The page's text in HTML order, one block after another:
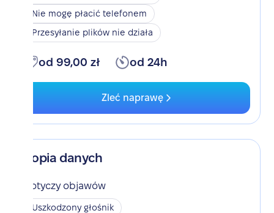
Nie mogę płacić telefonem
Przesyłanie plików nie działa
od 99,00 zł od 24h
Zleć naprawę
Kopia danych
Dotyczy objawów
Uszkodzony głośnik